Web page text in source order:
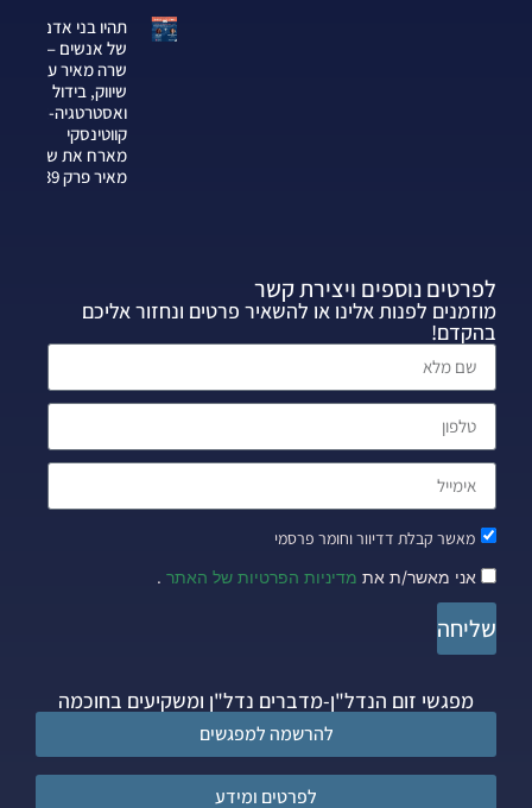
תהיו בני אדם
של אנשים —
שרה מאיר על
שיווק, בידול
ואסטרטגיה-צחי
קווטינסקי
מארח את שרה
מאיר פרק 339
לפרטים נוספים ויצירת קשר
מוזמנים לפנות אלינו או להשאיר פרטים ונחזור אליכם
בהקדם!
מאשר קבלת דדיוור וחומר פרסמי
אני מאשר/ת את מדיניות הפרטיות של האתר .
שליחה
מפגשי זום הנדל"ן-מדברים נדל"ן ומשקיעים בחוכמה
להרשמה למפגשים
לפרטים ומידע